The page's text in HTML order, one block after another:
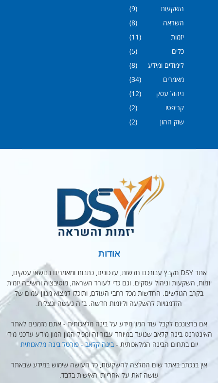
השקעות
(9)
השראה
(8)
יזמות
(11)
כלים
(5)
לימודים ומידע
(8)
מאמרים
(34)
ניהול עסק
(12)
קריפטו
(2)
שוק ההון
(2)
אודות
אתר DSY מקבץ עבורכם חדשות, עדכונים, כתבות ומאמרים בנושאי עסקים,
יזמות, השקעות וניהול עסקים. וגם כדי לעורר השראה, מוטיבציה וחשיבה יזמית
בקרב הגולשים. החדשות מכל רחבי העולם, ותוכלו למצוא מגוון עמום של
הזדמנויות להשקעה וליזמות חדשה. ב"ה נעשה ונצליח.
אם ברצונכם לקבל עוד המון מידע על בינה מלאכותית - אתם מזמנים לאתר
האינטרנט בינה קלאב שנועד במיוחד עבור זה ומכיל המון המון מידע עדכני מידי
יום בתחום הבינה המלאכותית -בינה קלאב - פורטל בינה מלאכותית
אין בנכתב באתר שום המלצה להשקעות, כל העושה שימוש במידע שבאתר
עושה זאת על אחריותו האישית בלבד.